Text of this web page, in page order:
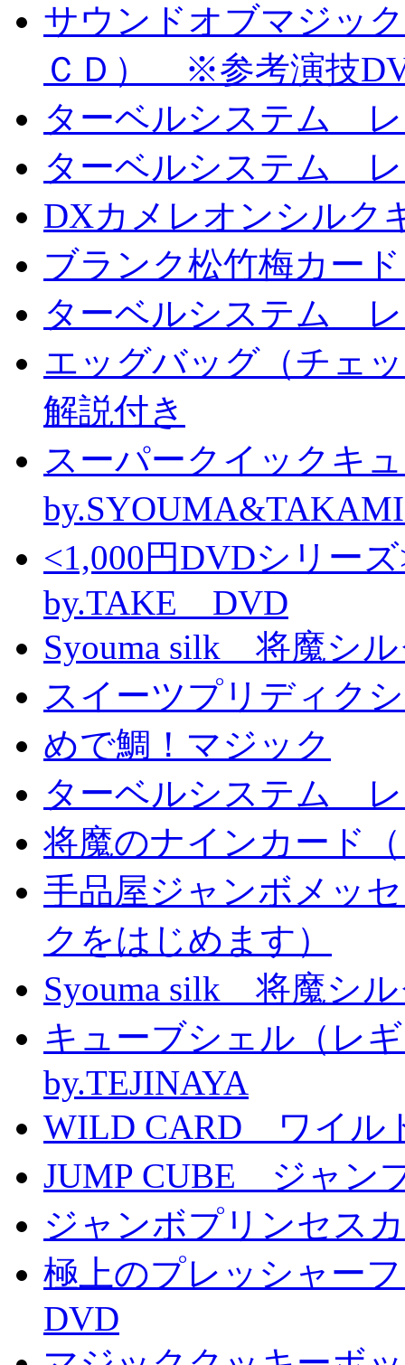
サウンドオブマジッ
ＣＤ） ※参考演技
ターベルシステム
ターベルシステム
DXカメレオンシル
ブランク松竹梅カー
ターベルシステム
エッグバッグ（チェ
解説付き
スーパークイックキ
<1,000円DVDシリ
by.TAKE DVD
Syouma silk 将魔シ
スイーツプリディク
めで鯛！マジック
ターベルシステム
将魔のナインカード
手品屋ジャンボメッ
クをはじめます）
Syouma silk 将魔シ
キューブシェル（レ
by.TEJINAYA
WILD CARD ワイル
JUMP CUBE ジャン
ジャンボプリンセス
極上のプレッシャー
DVD